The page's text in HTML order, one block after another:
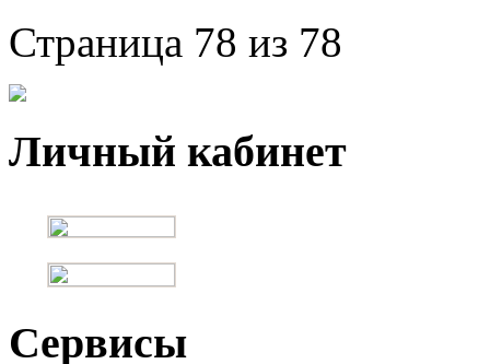
Страница 78 из 78
Личный кабинет
Сервисы